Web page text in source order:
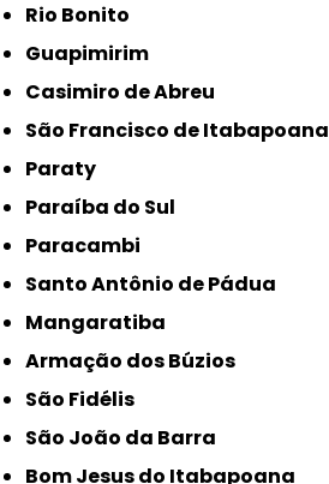
Rio Bonito
Guapimirim
Casimiro de Abreu
São Francisco de Itabapoana
Paraty
Paraíba do Sul
Paracambi
Santo Antônio de Pádua
Mangaratiba
Armação dos Búzios
São Fidélis
São João da Barra
Bom Jesus do Itabapoana